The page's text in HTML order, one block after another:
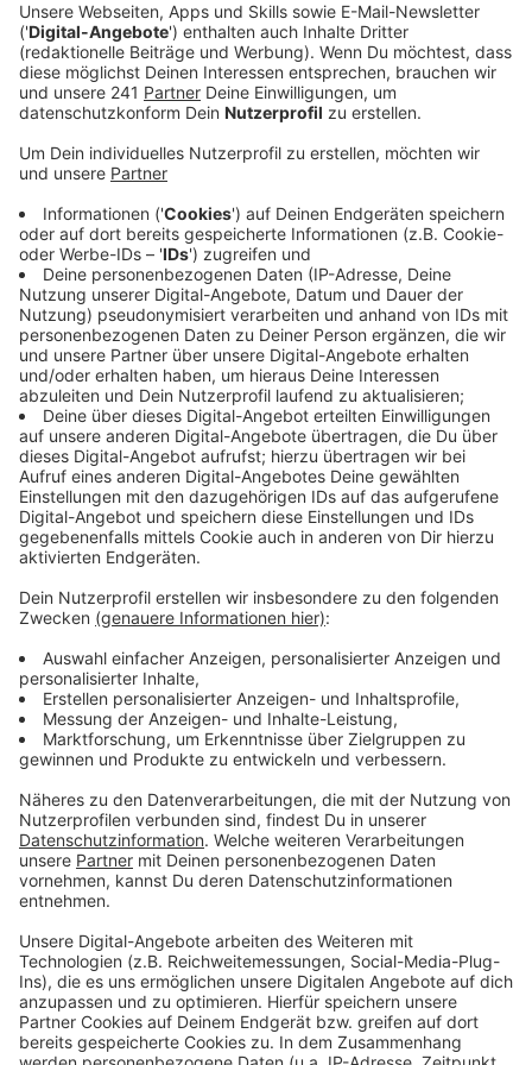
Anzeige
Die Inzidenz bei Kindern unter vier Jahren liegt aktuell
bei 420. Nur wenige Gebiete in Deutschland haben eine
dermaßen hohe Zahl von neuen Corona-Infektionen.
Auch insgesamt sind die Werte in Leverkusen hoch:
Während die Gesamt-Inzidenzen im bundesweiten
Trend sinken, ist die Inzidenz in Leverkusen wieder
gestiegen: von 200 Anfang der Woche auf jetzt 236.
Damit liegt sie ganz deutlich über dem NRW-Schnitt.
Auch darauf kann man sich bei der Stadt keinen
wirklichen Reim machen. Ihr sind nach eigener Aussage
keine größeren Hotspots bekannt, die die Zahl der
Neuinfektionen nach oben schnellen lassen. Eine
mögliche Erklärung für die vielen Ansteckungen,
könnte laut Stadt die britische Virusmutation B.1.1.7
Leverkusen weiter verbreitet als woanders in NRW.
RKI schon bei 98 Prozent.
Einen kleinen Einfluss auf die hohe Inzidenz könnte
außerdem die Test-Strategie in Leverkusen sein:
Leverkusen testet alle Personen zum Ende der
Quarantäne - anders als viele andere Kommunen. Dabei
würden immer wieder Corona-Fälle entdeckt, die sonst
nicht aufgefallen wären.
Auch in der Politik beobachtet man den auffälligen
Anstieg. Die FDP hat die Stadt ebenfalls gebeten, den
Ursachen auf den Grund zu gehen.
Anzeige